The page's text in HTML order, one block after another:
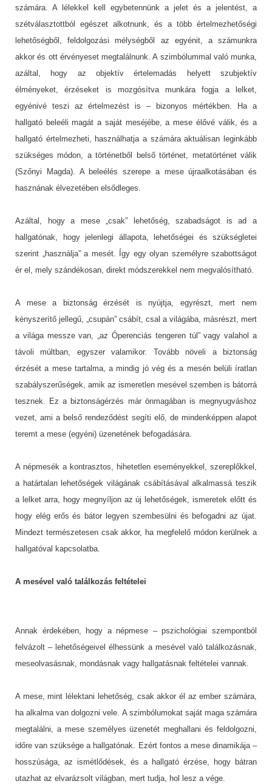
számára. A lélekkel kell egybetennünk a jelet és a jelentést, a
szétválasztottból egészet alkotnunk, és a több értelmezhetőségi
lehetőségből, feldolgozási mélységből az egyénit, a számunkra
akkor és ott érvényeset megtalálnunk. A szimbólummal való munka,
azáltal, hogy az objektív értelemadás helyett szubjektív
élményeket, érzéseket is mozgósítva munkára fogja a lelket,
egyénivé teszi az értelmezést is – bizonyos mértékben. Ha a
hallgató beleéli magát a saját meséjébe, a mese élővé válik, és a
hallgató értelmezheti, használhatja a számára aktuálisan leginkább
szükséges módon, a történetből belső történet, metatörténet válik
(Szőnyi Magda). A beleélés szerepe a mese újraalkotásában és
hasznának élvezetében elsődleges.
Azáltal, hogy a mese „csak” lehetőség, szabadságot is ad a
hallgatónak, hogy jelenlegi állapota, lehetőségei és szükségletei
szerint „használja” a mesét. Így egy olyan személyre szabottságot
ér el, mely szándékosan, direkt módszerekkel nem megvalósítható.
A mese a biztonság érzését is nyújtja, egyrészt, mert nem
kényszerítő jellegű, „csupán” csábít, csal a világába, másrészt, mert
a világa messze van, „az Óperenciás tengeren túl” vagy valahol a
távoli múltban, egyszer valamikor. Tovább növeli a biztonság
érzését a mese tartalma, a mindig jó vég és a mesén belüli íratlan
szabályszerűségek, amik az ismeretlen mesével szemben is bátorrá
tesznek. Ez a biztonságérzés már önmagában is megnyugváshoz
vezet, ami a belső rendeződést segíti elő, de mindenképpen alapot
teremt a mese (egyéni) üzenetének befogadására.
A népmesék a kontrasztos, hihetetlen eseményekkel, szereplőkkel,
a határtalan lehetőségek világának csábításával alkalmassá teszik
a lelket arra, hogy megnyíljon az új lehetőségek, ismeretek előtt és
hogy elég erős és bátor legyen szembesülni és befogadni az újat.
Mindezt természetesen csak akkor, ha megfelelő módon kerülnek a
hallgatóval kapcsolatba.
A mesével való találkozás feltételei
Annak érdekében, hogy a népmese – pszichológiai szempontból
felvázolt – lehetőségeivel élhessünk a mesével való találkozásnak,
meseolvasásnak, mondásnak vagy hallgatásnak feltételei vannak.
A mese, mint lélektani lehetőség, csak akkor él az ember számára,
ha alkalma van dolgozni vele. A szimbólumokat saját maga számára
megtalálni, a mese személyes üzenetét meghallani és feldolgozni,
időre van szüksége a hallgatónak. Ezért fontos a mese dinamikája –
hosszúsága, az ismétlődések, és a hallgató érzése, hogy bátran
utazhat az elvarázsolt világban, mert tudja, hol lesz a vége.